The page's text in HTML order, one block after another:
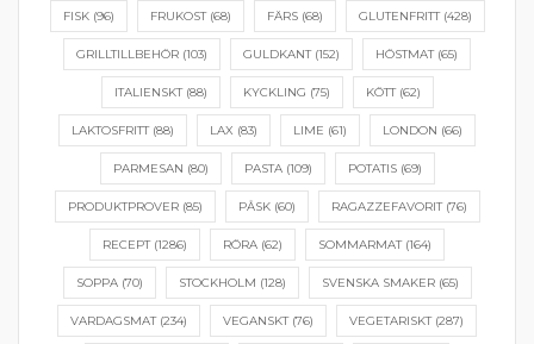
FISK(96) FRUKOST(68) FÄRS(68) GLUTENFRITT(428)
GRILLTILLBEHÖR (103) GULDKANT(152) HÖSTMAT(65)
ITALIENSKT(88) KYCKLING (75) KÖTT(62)
LAKTOSFRITT(88) LAX (83) LIME (61) LONDON (66)
PARMESAN (80) PASTA(109) POTATIS(69)
PRODUKTPROVER(85) PÅSK(60) RAGAZZEFAVORIT(76)
RECEPT(1286) RÖRA (62) SOMMARMAT(164)
SOPPA(70) STOCKHOLM (128) SVENSKA SMAKER(65)
VARDAGSMAT(234) VEGANSKT(76) VEGETARISKT(287)